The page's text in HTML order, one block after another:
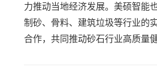
力推动当地经济发展。美硕智能
制砂、骨料、建筑垃圾等行业的
合作，共同推动砂石行业高质量